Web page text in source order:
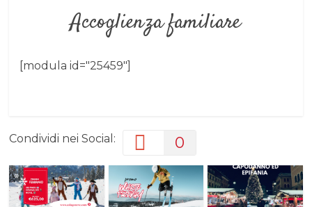
Accoglienza familiare
[modula id="25459"]
Condividi nei Social: 0